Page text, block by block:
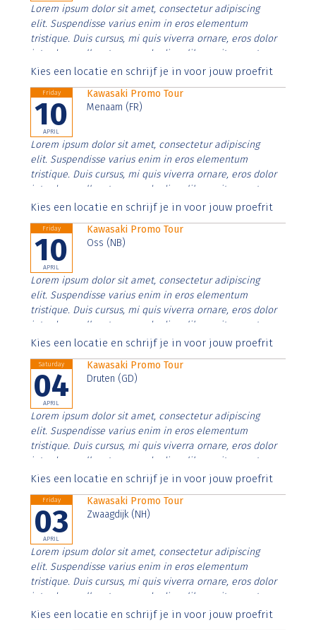
Lorem ipsum dolor sit amet, consectetur adipiscing
elit. Suspendisse varius enim in eros elementum
tristique. Duis cursus, mi quis viverra ornare, eros dolor
interdum nulla, ut commodo diam libero vitae erat.
Aenean faucibus nibh et justo cursus id rutrum lorem
Kies een locatie en schrijf je in voor jouw proefrit
Friday
10
APRIL
Kawasaki Promo Tour
Menaam (FR)
Lorem ipsum dolor sit amet, consectetur adipiscing
elit. Suspendisse varius enim in eros elementum
tristique. Duis cursus, mi quis viverra ornare, eros dolor
interdum nulla, ut commodo diam libero vitae erat.
Aenean faucibus nibh et justo cursus id rutrum lorem
Kies een locatie en schrijf je in voor jouw proefrit
Friday
10
APRIL
Kawasaki Promo Tour
Oss (NB)
Lorem ipsum dolor sit amet, consectetur adipiscing
elit. Suspendisse varius enim in eros elementum
tristique. Duis cursus, mi quis viverra ornare, eros dolor
interdum nulla, ut commodo diam libero vitae erat.
Aenean faucibus nibh et justo cursus id rutrum lorem
Kies een locatie en schrijf je in voor jouw proefrit
Saturday
04
APRIL
Kawasaki Promo Tour
Druten (GD)
Lorem ipsum dolor sit amet, consectetur adipiscing
elit. Suspendisse varius enim in eros elementum
tristique. Duis cursus, mi quis viverra ornare, eros dolor
interdum nulla, ut commodo diam libero vitae erat.
Aenean faucibus nibh et justo cursus id rutrum lorem
Kies een locatie en schrijf je in voor jouw proefrit
Friday
03
APRIL
Kawasaki Promo Tour
Zwaagdijk (NH)
Lorem ipsum dolor sit amet, consectetur adipiscing
elit. Suspendisse varius enim in eros elementum
tristique. Duis cursus, mi quis viverra ornare, eros dolor
interdum nulla, ut commodo diam libero vitae erat.
Aenean faucibus nibh et justo cursus id rutrum lorem
Kies een locatie en schrijf je in voor jouw proefrit